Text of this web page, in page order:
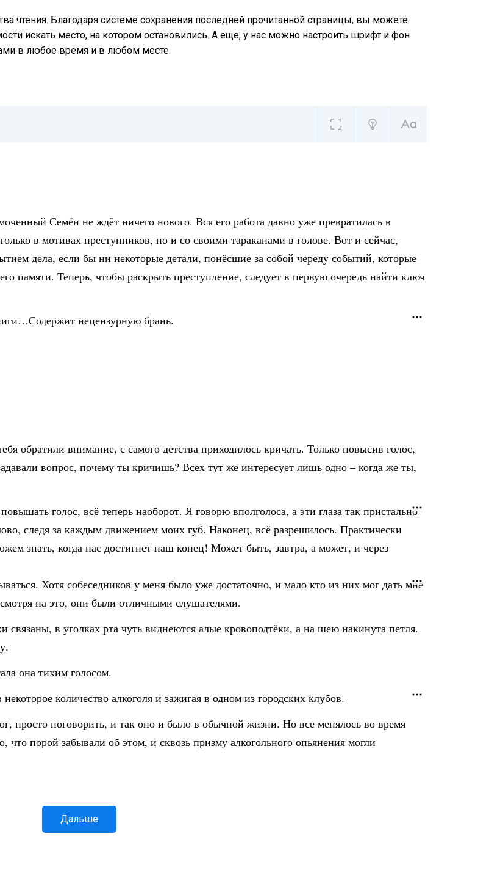
чтения. Благодаря системе сохранения последней прочитанной страницы, вы можете
искать место, на котором остановились. А еще, у нас можно настроить шрифт и фон
в любое время и в любом месте.
Семён не ждёт ничего нового. Вся его работа давно уже превратилась в
в мотивах преступников, но и со своими тараканами в голове. Вот и сейчас,
дела, если бы ни некоторые детали, понёсшие за собой череду событий, которые
памяти. Теперь, чтобы раскрыть преступление, следует в первую очередь найти ключ
нецензурную брань.
обратили внимание, с самого детства приходилось кричать. Только повысив голос,
вопрос, почему ты кричишь? Всех тут же интересует лишь одно – когда же ты,
голос, всё теперь наоборот. Я говорю вполголоса, а эти глаза так пристально
следя за каждым движением моих губ. Наконец, всё разрешилось. Практически
знать, когда нас достигнет наш конец! Может быть, завтра, а может, и через
Хотя собеседников у меня было уже достаточно, и мало кто из них мог дать мне
на это, они были отличными слушателями.
в уголках рта чуть виднеются алые кровоподтёки, а на шею накинута петля.
она тихим голосом.
количество алкоголя и зажигая в одном из городских клубов.
просто поговорить, и так оно и было в обычной жизни. Но все менялось во время
порой забывали об этом, и сквозь призму алкогольного опьянения могли
Дальше